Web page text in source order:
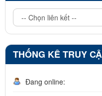
THỐNG KÊ TRUY
Đang online: